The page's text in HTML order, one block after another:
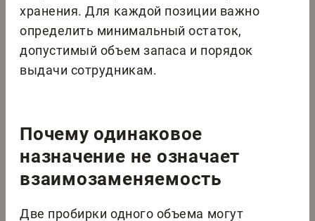
хранения. Для каждой позиции важно
определить минимальный остаток,
допустимый объем запаса и порядок
выдачи сотрудникам.
Почему одинаковое
назначение не означает
взаимозаменяемость
Две пробирки одного объема могут